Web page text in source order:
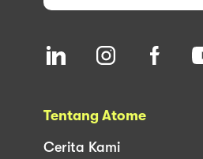
Tentang Atome
Cerita Kami